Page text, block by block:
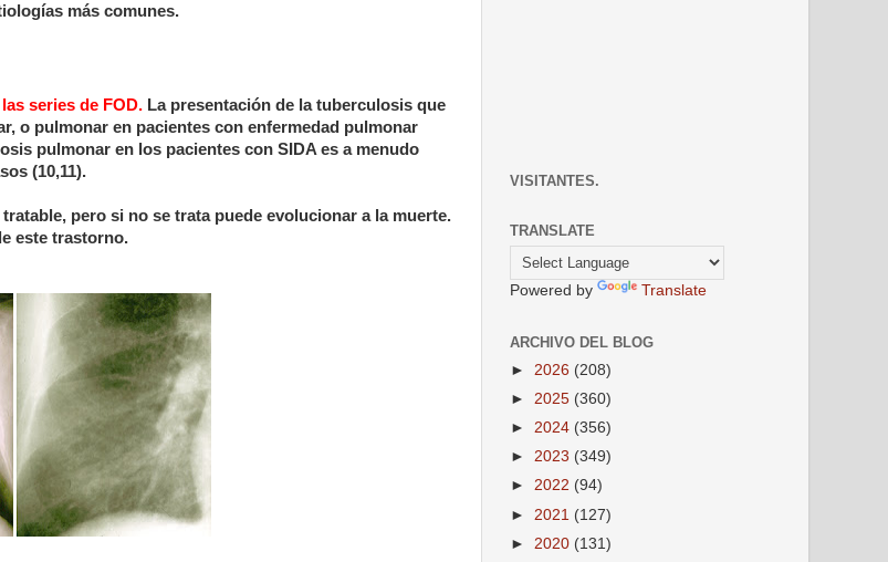
más comunes.
series de FOD. La presentación de la tuberculosis que
o pulmonar en pacientes con enfermedad pulmonar
pulmonar en los pacientes con SIDA es a menudo
(10,11).
pero si no se trata puede evolucionar a la muerte.
este trastorno.
VISITANTES.
TRANSLATE
Powered by Translate
ARCHIVO DEL BLOG
► 2026 (208)
► 2025 (360)
► 2024 (356)
► 2023 (349)
► 2022 (94)
► 2021 (127)
► 2020 (131)